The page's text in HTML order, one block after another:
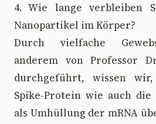
4. Wie lange verbleiben
Nanopartikel im Körper?
Durch vielfache
anderem von Professor
durchgeführt, wissen
Spike-Protein wie auch
als Umhüllung der mRNA